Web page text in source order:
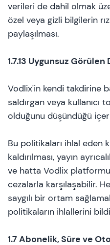
verileri de dahil olmak
özel veya gizli bilgilerin
paylaşılması.
1.7.13 Uygunsuz
Vodlix'in kendi takdirine
saldırgan veya kullanıcı
olduğunu düşündüğü
Bu politikaları ihlal eden
kaldırılması, yayın
ve hatta Vodlix
cezalarla karşılaşabilir.
saygılı bir ortam
politikaların ihlallerini
1.7 Abonelik, Süre ve